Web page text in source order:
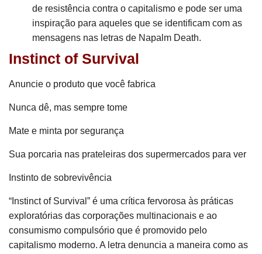
de resistência contra o capitalismo e pode ser uma
inspiração para aqueles que se identificam com as
mensagens nas letras de Napalm Death.
Instinct of Survival
Anuncie o produto que você fabrica
Nunca dê, mas sempre tome
Mate e minta por segurança
Sua porcaria nas prateleiras dos supermercados para ver
Instinto de sobrevivência
“Instinct of Survival” é uma crítica fervorosa às práticas
exploratórias das corporações multinacionais e ao
consumismo compulsório que é promovido pelo
capitalismo moderno. A letra denuncia a maneira como as